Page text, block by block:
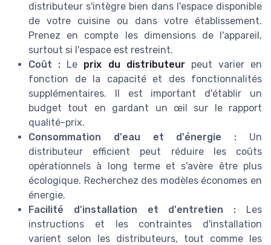
distributeur s'intègre bien dans l'espace disponible
de votre cuisine ou dans votre établissement.
Prenez en compte les dimensions de l'appareil,
surtout si l'espace est restreint.
Coût : Le prix du distributeurpeut varier en
fonction de la capacité et des fonctionnalités
supplémentaires. Il est important d'établir un
budget tout en gardant un œil sur le rapport
qualité-prix.
Consommation d'eau et d'énergie : Un
distributeur efficient peut réduire les coûts
opérationnels à long terme et s'avère être plus
écologique. Recherchez des modèles économes en
énergie.
Facilité d'installation et d'entretien : Les
instructions et les contraintes d'installation
varient selon les distributeurs, tout comme les